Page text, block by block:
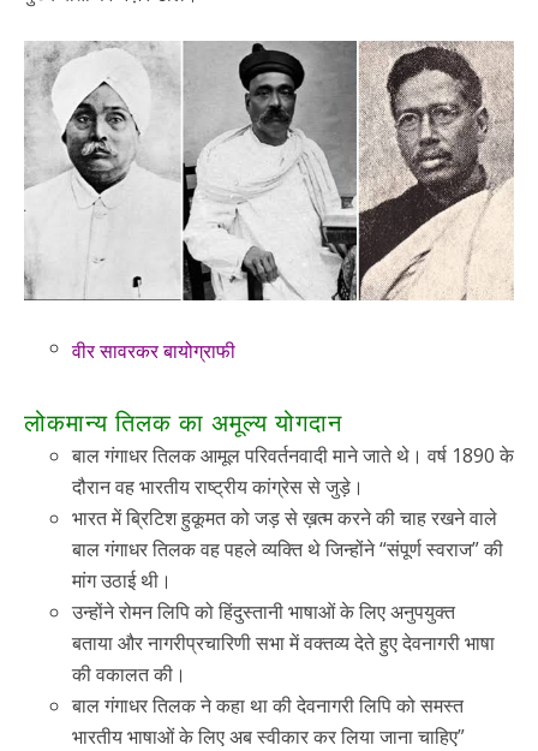
वीर सावरकर बायोग्राफी
लोकमान्य तिलक का अमूल्य योगदान
बाल गंगाधर तिलक आमूल परिवर्तनवादी माने जाते थे। वर्ष 1890 के
दौरान वह भारतीय राष्ट्रीय कांग्रेस से जुड़े।
भारत में ब्रिटिश हुकूमत को जड़ से ख़त्म करने की चाह रखने वाले
बाल गंगाधर तिलक वह पहले व्यक्ति थे जिन्होंने “संपूर्ण स्वराज” की
मांग उठाई थी।
उन्होंने रोमन लिपि को हिंदुस्तानी भाषाओं के लिए अनुपयुक्त
बताया और नागरीप्रचारिणी सभा में वक्तव्य देते हुए देवनागरी भाषा
की वकालत की।
बाल गंगाधर तिलक ने कहा था की देवनागरी लिपि को समस्त
भारतीय भाषाओं के लिए अब स्वीकार कर लिया जाना चाहिए”